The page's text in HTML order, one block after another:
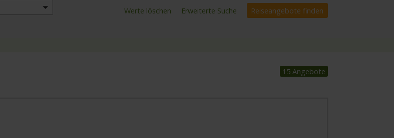
Werte löschen Erweiterte Suche
15 Angebote